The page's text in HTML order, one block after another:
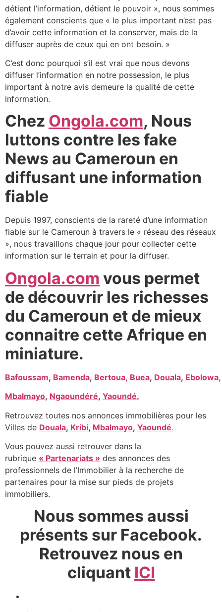
détient l’information, détient le pouvoir », nous sommes
également conscients que « le plus important n’est pas
d’avoir cette information et la conserver, mais de la
diffuser auprès de ceux qui en ont besoin. »
C’est donc pourquoi s’il est vrai que nous devons
diffuser l’information en notre possession, le plus
important à notre avis demeure la qualité de cette
information.
Chez Ongola.com, Nous
luttons contre les fake
News au Cameroun en
diffusant une information
fiable
Depuis 1997, conscients de la rareté d’une information
fiable sur le Cameroun à travers le « réseau des réseaux
», nous travaillons chaque jour pour collecter cette
information sur le terrain et pour la diffuser.
Ongola.com vous permet
de découvrir les richesses
du Cameroun et de mieux
connaitre cette Afrique en
miniature.
Bafoussam, Bamenda, Bertoua, Buea, Douala, Ebolowa,
Mbalmayo, Ngaoundéré, Yaoundé.
Retrouvez toutes nos annonces immobilières pour les
Villes de Douala, Kribi, Mbalmayo, Yaoundé.
Vous pouvez aussi retrouver dans la
rubrique « Partenariats » des annonces des
professionnels de l’Immobilier à la recherche de
partenaires pour la mise sur pieds de projets
immobiliers.
Nous sommes aussi
présents sur Facebook.
Retrouvez nous en
cliquant ICI